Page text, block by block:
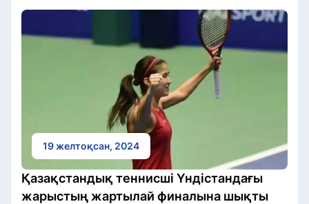
19 желтоқсан, 2024
Қазақстандық теннисші Үндістандағы
жарыстың жартылай финалына шықты